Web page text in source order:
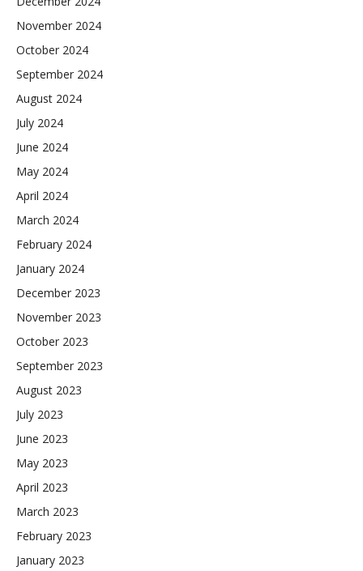
November 2024
October 2024
September 2024
August 2024
July 2024
June 2024
May 2024
April 2024
March 2024
February 2024
January 2024
December 2023
November 2023
October 2023
September 2023
August 2023
July 2023
June 2023
May 2023
April 2023
March 2023
February 2023
January 2023